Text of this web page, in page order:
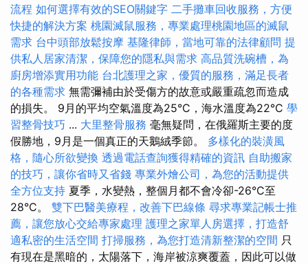
流程 如何選擇有效的SEO關鍵字 二手攤車回收服務，方便
快捷的解決方案 桃園滅鼠服務，專業處理桃園地區的滅鼠
需求 台中頭部放鬆按摩 基隆律師，當地可靠的法律顧問 提
供私人居家清潔，保障您的隱私與需求 高品質洗碗槽，為
廚房增添實用功能 台北護理之家，優質的服務，滿足長者
的各種需求 無需彌補由於受傷方的故意或嚴重疏忽而造成
的損失。 9月的平均空氣溫度為25°C，海水溫度為22°C 學
習整骨技巧 ... 大里整骨服務 毫無疑問，在俄羅斯主要的度
假勝地，9月是一個真正的天鵝絨季節。 多樣化的裝潢風
格，隨心所欲變換 透過電話查詢獲得精確的資訊 自助搬家
的技巧，讓你省時又省錢 專業外燴公司，為您的活動提供
全方位支持 夏季，水變熱，整個月都不會冷卻-26°C至
28°C。 雙下巴醫美療程，改善下巴線條 尋求專業記帳士推
薦，讓您放心交給專家處理 護理之家單人房選擇，打造舒
適私密的生活空間 打掃服務，為您打造清新整潔的空間 只
有現在是黑暗的，太陽落下，海岸被涼爽覆蓋，因此可以做